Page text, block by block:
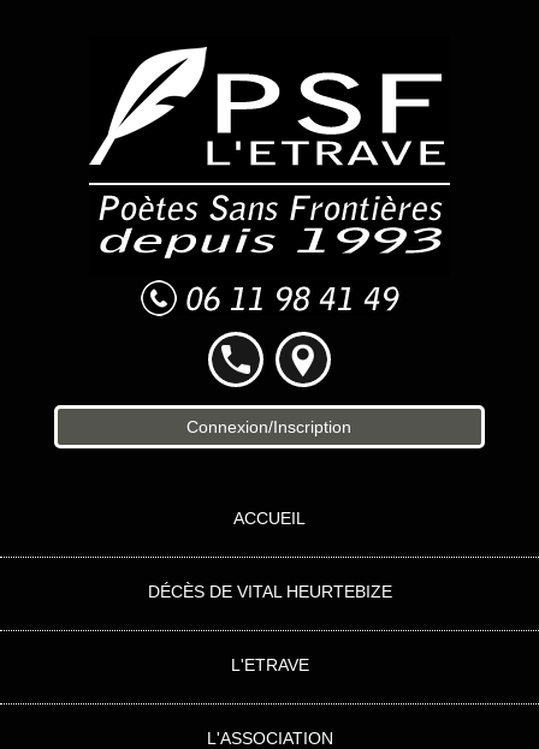
Connexion/Inscription
ACCUEIL
DÉCÈS DE VITAL HEURTEBIZE
L'ETRAVE
L'ASSOCIATION